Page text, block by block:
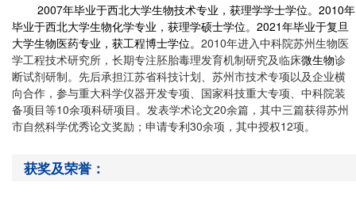
2007年毕业于西北大学生物技术专业，获理学学士学位。 2010年
毕业于西北大学生物化学专业，获理学硕士学位。 2021年毕业于复旦
大学生物医药专业，获工程博士学位。 2010年进入中科院苏州生物医
学工程技术研究所，长期专注胚胎毒理发育机制研究及临床微生物诊
断试剂研制。先后承担江苏省科技计划、苏州市技术专项以及企业横
向合作，参与重大科学仪器开发专项、国家科技重大专项、中科院装
备项目等10余项科研项目。发表学术论文20余篇，其中三篇获得苏州
市自然科学优秀论文奖励；申请专利30余项，其中授权12项。
获奖及荣誉：